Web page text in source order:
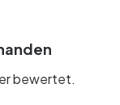
bewertet.